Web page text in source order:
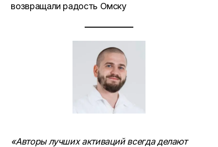
возвращали радость Омску
«Авторы лучших активаций всегда делают